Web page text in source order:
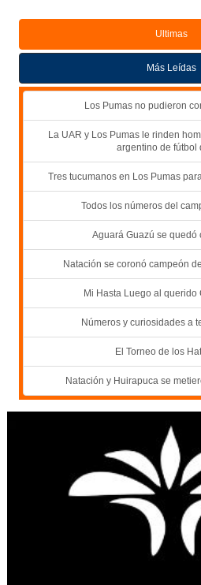
Ultimas
Más Leídas
Los Pumas no pudieron
La UAR y Los Pumas le rinden
argentino de fútbol
Tres tucumanos en Los Pumas
Todos los números del
Aguará Guazú se quedó
Natación se coronó campeón
Mi Hasta Luego al querido
Números y curiosidades a
El Torneo de los
Natación y Huirapuca se